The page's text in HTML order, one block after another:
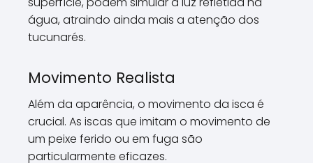
água, atraindo ainda mais a atenção dos
tucunarés.
Movimento Realista
Além da aparência, o movimento da isca é
crucial. As iscas que imitam o movimento de
um peixe ferido ou em fuga são
particularmente eficazes.